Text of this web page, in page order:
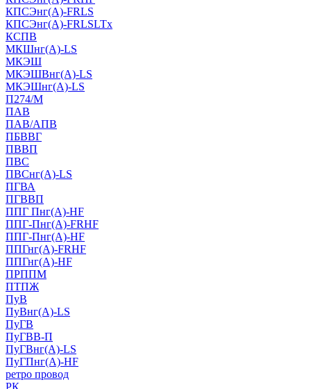
КПСЭнг(А)-FRLS
КПСЭнг(А)-FRLSLTx
КСПВ
МКШнг(А)-LS
МКЭШ
МКЭШВнг(А)-LS
МКЭШнг(А)-LS
П274/М
ПАВ
ПАВ/АПВ
ПБВВГ
ПВВП
ПВС
ПВСнг(А)-LS
ПГВА
ПГВВП
ППГ Пнг(А)-HF
ППГ-Пнг(А)-FRHF
ППГ-Пнг(А)-HF
ППГнг(А)-FRHF
ППГнг(А)-HF
ПРППМ
ПТПЖ
ПуВ
ПуВнг(А)-LS
ПуГВ
ПуГВВ-П
ПуГВнг(А)-LS
ПуГПнг(А)-HF
ретро провод
РК